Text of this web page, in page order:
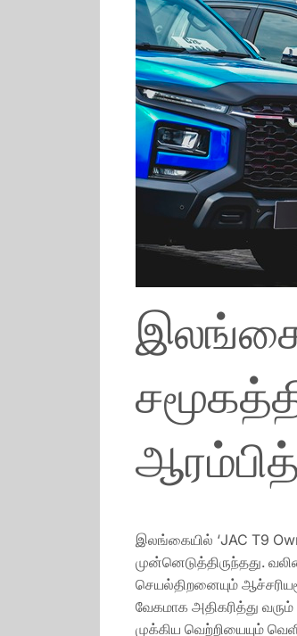
இலங்கையில் ‘JAC T9
முன்னெடுத்திருந்தது.
செயல்திறனையும்
வேகமாக அதிகரித்து
முக்கிய வெற்றியையும்